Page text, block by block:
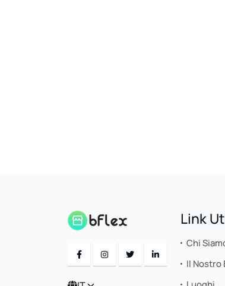
Link
Chi
Il Nostro